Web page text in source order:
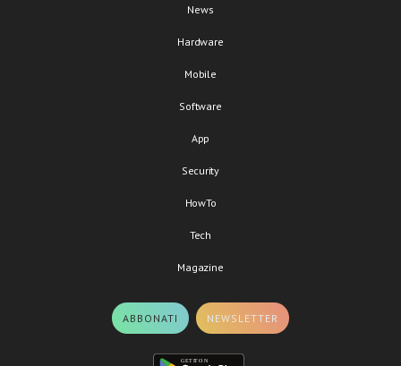
News
Hardware
Mobile
Software
App
Security
HowTo
Tech
Magazine
ABBONATI NEWSLETTER